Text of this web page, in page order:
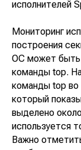
исполнителей
Мониторинг
построения
ОС может быть
команды top.
команды top во
который
выделено
используется
Важно